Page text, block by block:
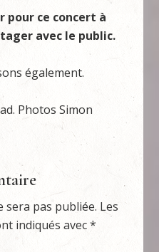
pour ce concert à
avec le public.
également.
Photos Simon
sera pas publiée. Les
indiqués avec*